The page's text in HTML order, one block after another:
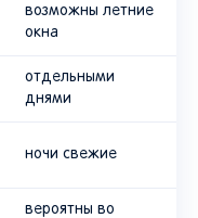
возможны летние
окна
отдельными
днями
ночи свежие
вероятны во